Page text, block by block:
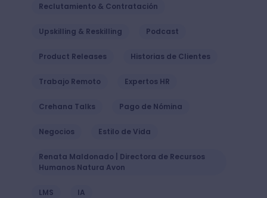
Reclutamiento & Contratación
Upskilling & Reskilling Podcast
Product Releases Historias de Clientes
Trabajo Remoto Expertos HR
Crehana Talks Pago de Nómina
Negocios Estilo de Vida
Renata Maldonado | Directora de Recursos
Humanos Natura Avon
LMS IA